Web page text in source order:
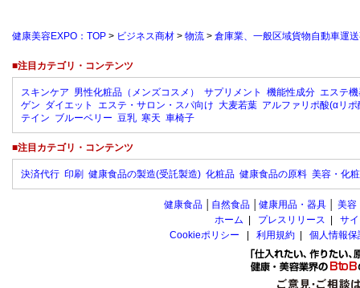
健康美容EXPO：TOP > ビジネス商材 > 物流 > 倉庫業、一般区域貨物自動車運
■注目カテゴリ・コンテンツ
スキンケア 男性化粧品（メンズコスメ） サプリメント 機能性成分 エステ
ゲン ダイエット エステ・サロン・スパ向け 大麦若葉 アルファリポ酸(αリポ
テイン ブルーベリー 豆乳 寒天 車椅子
■注目カテゴリ・コンテンツ
決済代行 印刷 健康食品の製造(受託製造) 化粧品 健康食品の原料 美容・化
健康食品 自然食品 健康用品・器具 美容
ホーム
プレスリリース
サ
Cookieポリシー
利用規約 個人情報